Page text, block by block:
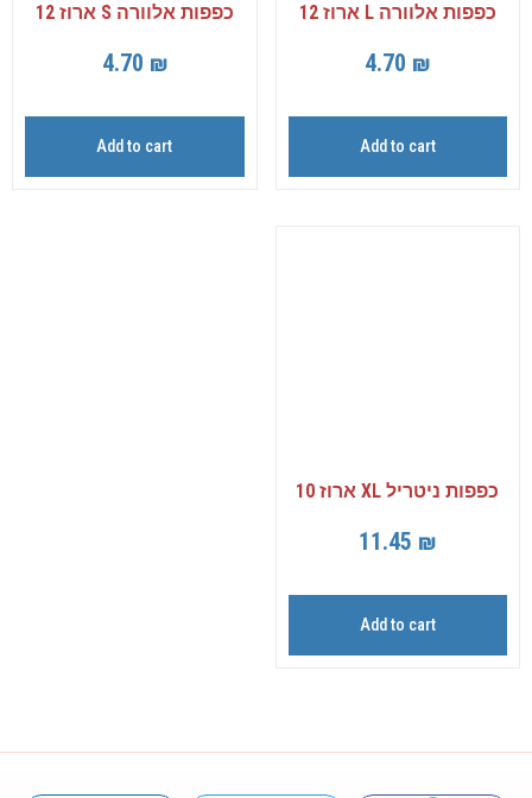
כפפות אלוורה L ארוז 12
4.70 ₪
Add to cart
כפפות אלוורה S ארוז 12
4.70 ₪
Add to cart
כפפות ניטריל XL ארוז 10
11.45 ₪
Add to cart